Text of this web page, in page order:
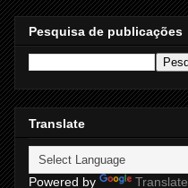
Pesquisa de publicações
Translate
Powered by Translate